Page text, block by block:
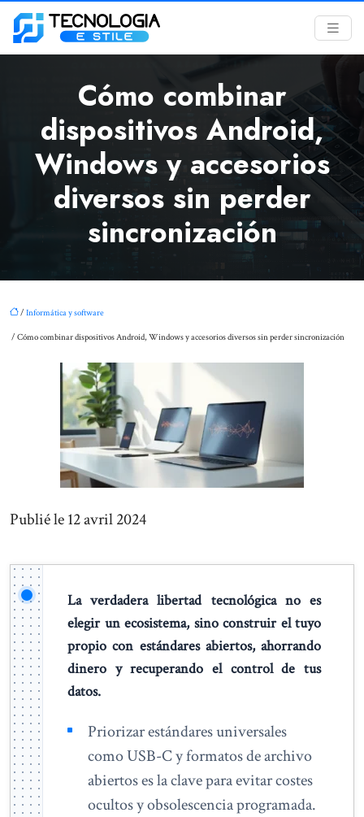
Cómo combinar
dispositivos Android,
Windows y accesorios
diversos sin perder
sincronización
/ Informática y software
/ Cómo combinar dispositivos Android, Windows y accesorios diversos sin perder sincronización
Publié le 12 avril 2024
La verdadera libertad tecnológica no es
elegir un ecosistema, sino construir el tuyo
propio con estándares abiertos, ahorrando
dinero y recuperando el control de tus
datos.
Priorizar estándares universales
como USB-C y formatos de archivo
abiertos es la clave para evitar costes
ocultos y obsolescencia programada.